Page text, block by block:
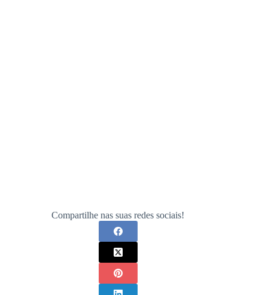
Compartilhe nas suas redes sociais!